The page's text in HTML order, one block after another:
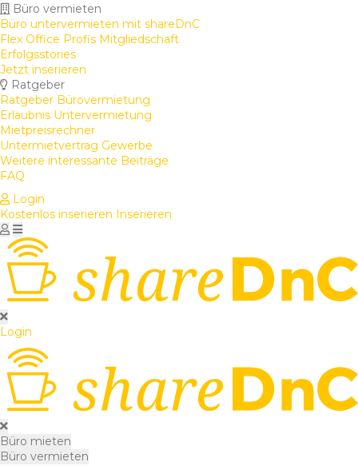
Büro vermieten
Büro untervermieten mit shareDnC
Flex Office Profis Mitgliedschaft
Erfolgsstories
Jetzt inserieren
Ratgeber
Ratgeber Bürovermietung
Erlaubnis Untervermietung
Mietpreisrechner
Untermietvertrag Gewerbe
Weitere interessante Beiträge
FAQ
Login
Kostenlos inserieren Inserieren
Login
Büro mieten
Büro vermieten